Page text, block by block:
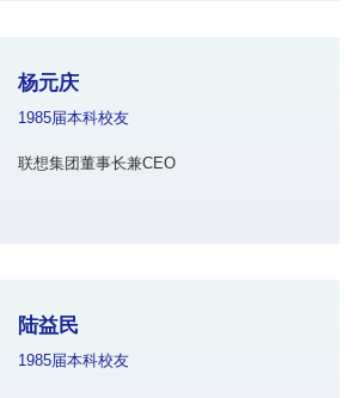
杨元庆
1985届本科校友
联想集团董事长兼CEO
陆益民
1985届本科校友